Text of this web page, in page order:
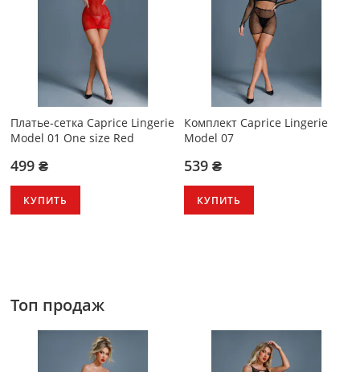
Платье-сетка Caprice Lingerie
Model 01 One size Red
499 ₴
КУПИТЬ
Комплект Caprice Lingerie
Model 07
539 ₴
КУПИТЬ
Топ продаж